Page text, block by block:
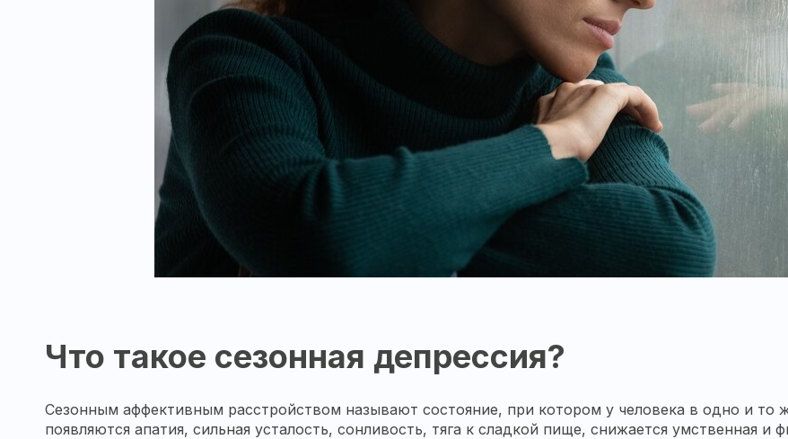
Что такое сезонная депрессия?
Сезонным аффективным расстройством называют состояние, при котором у человека в одно и то
появляются апатия, сильная усталость, сонливость, тяга к сладкой пище, снижается умственная и